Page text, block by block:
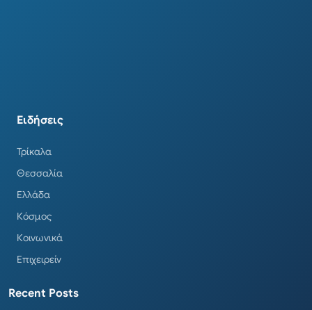
Ειδήσεις
Τρίκαλα
Θεσσαλία
Ελλάδα
Κόσμος
Κοινωνικά
Επιχειρείν
Recent Posts